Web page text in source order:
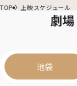
TOP 上映スケジュール
劇
池袋